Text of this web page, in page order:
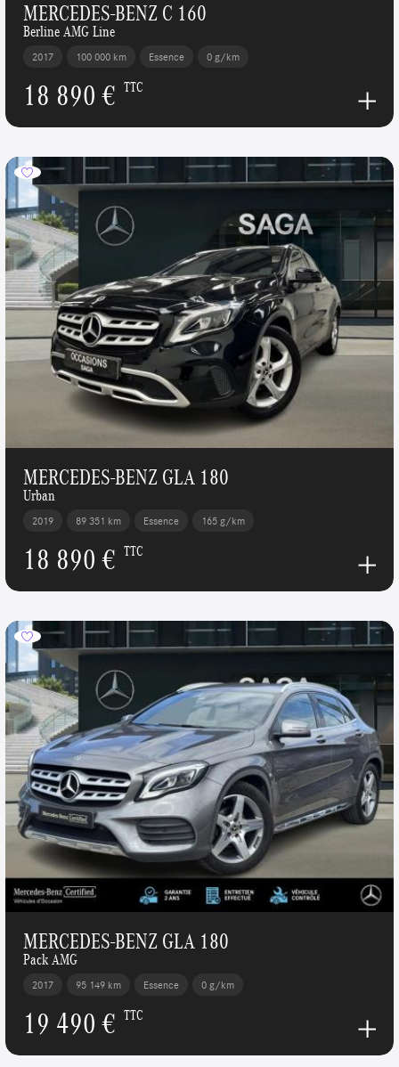
MERCEDES-BENZ C 160
Berline AMG Line
2017 100 000 km Essence 0 g/km
18 890 € TTC
MERCEDES-BENZ GLA 180
Urban
2019 89 351 km Essence 165 g/km
18 890 € TTC
MERCEDES-BENZ GLA 180
Pack AMG
2017 95 149 km Essence 0 g/km
19 490 € TTC